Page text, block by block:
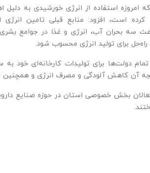
امروزه استفاده از انرژی خورشیدی به دلیل
کرده است، افزود: منابع قبلی تامین
سه بحران آب، انرژی و غذا در جوامع
برای تولید انرژی محسوب شود.
تمام دولت‌ها برای تولیدات کارخانه‌ای خود
آن کاهش آلودگی و مصرف انرژی و همچنین
بخش خصوصی استان در حوزه صنایع